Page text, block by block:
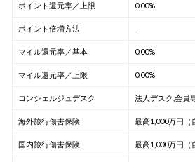
ポイント還元率／上限 0.00%
ポイント倍増方法 -
マイル還元率／基本 0.00%
マイル還元率／上限 0.00%
コンシェルジュデスク 法人デスク,会員
海外旅行傷害保険 最高1,000万円（
国内旅行傷害保険 最高1,000万円（